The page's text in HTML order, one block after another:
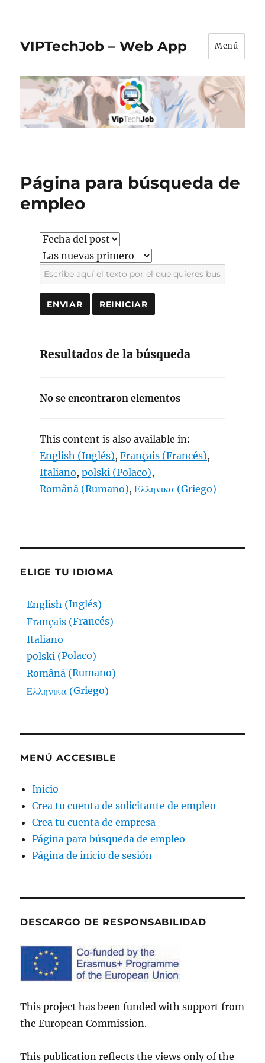
VIPTechJob – Web App Menú
Página para búsqueda de
empleo
Resultados de la búsqueda
No se encontraron elementos
This content is also available in:
English (Inglés) Français (Francés)
Italiano polski (Polaco)
Română (Rumano) Ελληνικα (Griego)
ELIGE TU IDIOMA
English (Inglés)
Français (Francés)
Italiano
polski (Polaco)
Română (Rumano)
Ελληνικα (Griego)
MENÚ ACCESIBLE
Inicio
Crea tu cuenta de solicitante de empleo
Crea tu cuenta de empresa
Página para búsqueda de empleo
Página de inicio de sesión
DESCARGO DE RESPONSABILIDAD
This project has been funded with support from
the European Commission.
This publication reflects the views only of the